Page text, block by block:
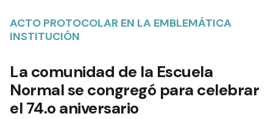
ACTO PROTOCOLAR EN LA EMBLEMÁTICA
INSTITUCIÓN
La comunidad de la Escuela
Normal se congregó para celebrar
el 74.o aniversario